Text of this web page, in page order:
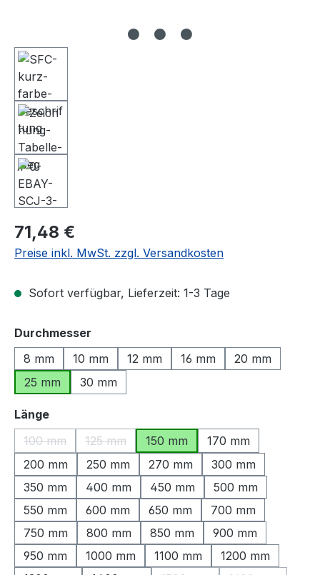
Regulärer Preis:
71,48 €
Preise inkl. MwSt. zzgl. Versandkosten
Sofort verfügbar, Lieferzeit: 1-3 Tage
Durchmesser
8 mm
10 mm 12 mm 16 mm
20 mm
25 mm
30 mm
Längeauswählen
100 mm
(Diese Option ist zurzeit nicht verfügbar.)
125 mm
(Diese Option ist zurzeit nicht verfügbar.)
150 mm
170 mm
200 mm
250 mm 270 mm
300 mm
350 mm
400 mm 450 mm
500 mm
550 mm
600 mm 650 mm
700 mm
750 mm
800 mm 850 mm
900 mm
950 mm
1000 mm 1100 mm
1200 mm